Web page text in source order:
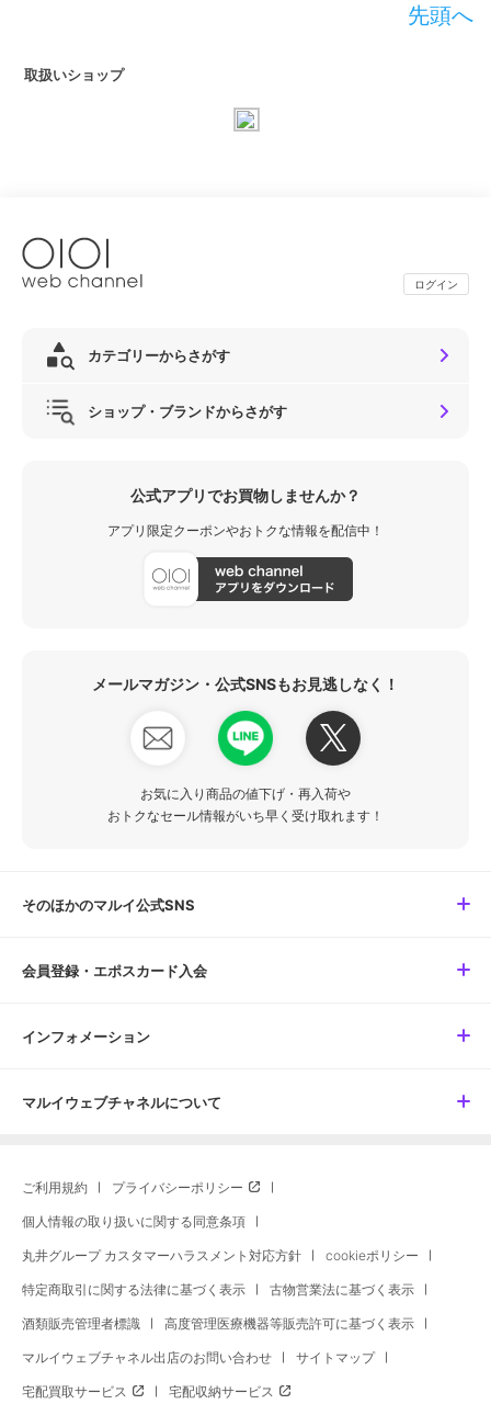
先頭へ
取扱いショップ
ログイン
カテゴリーからさがす
ショップ・ブランドからさがす
公式アプリでお買物しませんか？
アプリ限定クーポンやおトクな情報を配信中！
メールマガジン・公式SNSもお見逃しなく！
お気に入り商品の値下げ・再入荷や
おトクなセール情報がいち早く受け取れます！
そのほかのマルイ公式SNS
会員登録・エポスカード入会
インフォメーション
マルイウェブチャネルについて
ご利用規約 プライバシーポリシー
個人情報の取り扱いに関する同意条項
丸井グループ カスタマーハラスメント対応方針 cookieポリシー
特定商取引に関する法律に基づく表示 古物営業法に基づく表示
酒類販売管理者標識 高度管理医療機器等販売許可に基づく表示
マルイウェブチャネル出店のお問い合わせ サイトマップ
宅配買取サービス 宅配収納サービス